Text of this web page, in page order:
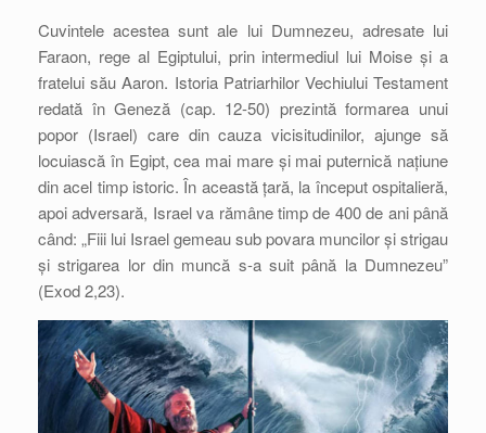
Cuvintele acestea sunt ale lui Dumnezeu, adresate lui
Faraon, rege al Egiptului, prin intermediul lui Moise și a
fratelui său Aaron. Istoria Patriarhilor Vechiului Testament
redată în Geneză (cap. 12-50) prezintă formarea unui
popor (Israel) care din cauza vicisitudinilor, ajunge să
locuiască în Egipt, cea mai mare și mai puternică națiune
din acel timp istoric. În această țară, la început ospitalieră,
apoi adversară, Israel va rămâne timp de 400 de ani până
când: „Fiii lui Israel gemeau sub povara muncilor și strigau
și strigarea lor din muncă s-a suit până la Dumnezeu”
(Exod 2,23).